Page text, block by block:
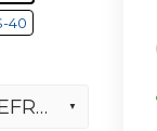
40
Внешний блок управления ICEFREE TR-16